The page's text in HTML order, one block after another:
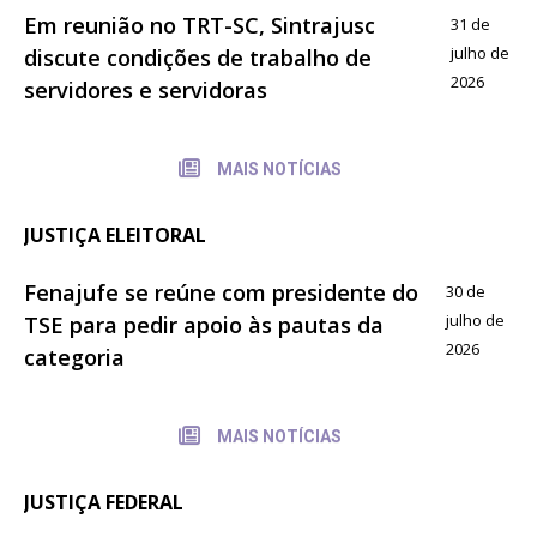
Em reunião no TRT-SC, Sintrajusc
discute condições de trabalho de
servidores e servidoras
31 de
julho de
2026
MAIS NOTÍCIAS
JUSTIÇA ELEITORAL
Fenajufe se reúne com presidente do
TSE para pedir apoio às pautas da
categoria
30 de
julho de
2026
MAIS NOTÍCIAS
JUSTIÇA FEDERAL